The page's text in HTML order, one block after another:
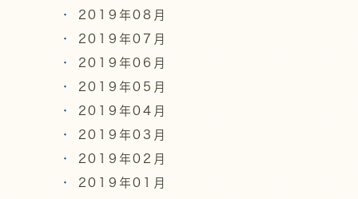
2019年08月
2019年07月
2019年06月
2019年05月
2019年04月
2019年03月
2019年02月
2019年01月